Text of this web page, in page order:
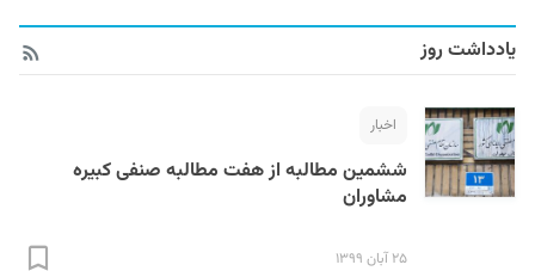
یادداشت روز
اخبار
ششمین مطالبه از هفت مطالبه صنفی کبیره
مشاوران
۲۵ آبان ۱۳۹۹